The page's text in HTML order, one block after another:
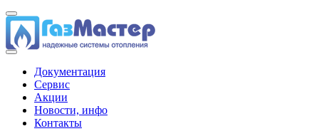
Документация
Сервис
Акции
Новости, инфо
Контакты